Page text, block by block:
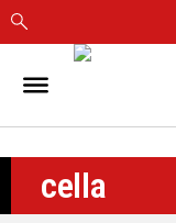
IN
CAGLIARI
SASSARI
NUORO
cella